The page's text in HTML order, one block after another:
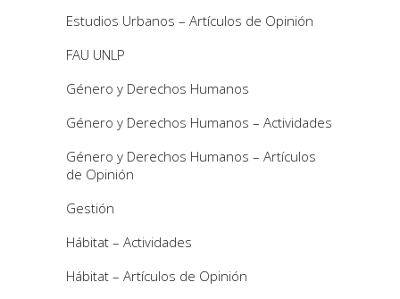
Estudios Urbanos – Artículos de Opinión
FAU UNLP
Género y Derechos Humanos
Género y Derechos Humanos – Actividades
Género y Derechos Humanos – Artículos
de Opinión
Gestión
Hábitat – Actividades
Hábitat – Artículos de Opinión